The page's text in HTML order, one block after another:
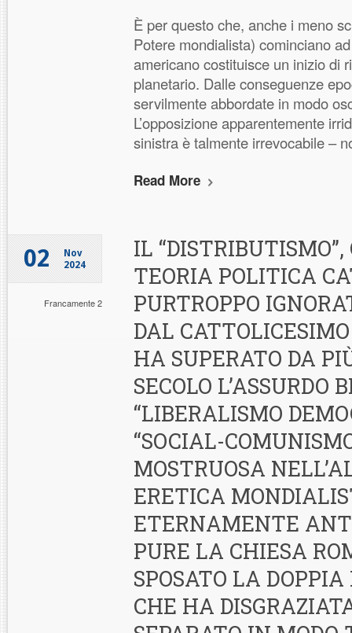
È per questo che, anche i meno
Potere mondialista) cominciano
americano costituisce un inizio di
planetario. Dalle conseguenze
servilmente abbordate in modo
L’opposizione apparentemente
sinistra è talmente irrevocabile –
Read More
02
Nov
2024
Francamente 2
IL
TEORIA POLITICA
PURTROPPO
DAL
HA SUPERATO DA
SECOLO L’ASSURDO
“LIBERALISMO
“SOCIAL-
MOSTRUOSA
ERETICA
ETERNAMENTE
PURE LA CHIESA
SPOSATO LA
CHE HA